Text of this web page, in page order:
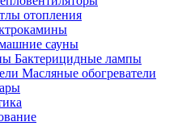
отопления
сауны
Бактерицидные лампы
Масляные обогреватели